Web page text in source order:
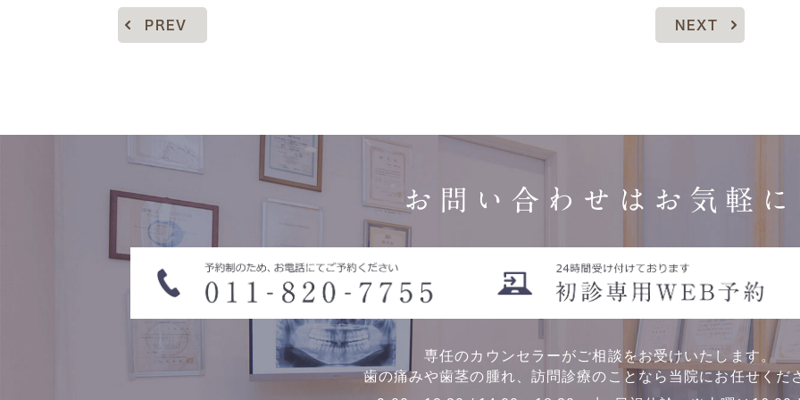
PREV NEXT
お問い合わせはお気軽に
専任のカウンセラーがご相談をお受けいたします。
歯の痛みや歯茎の腫れ、訪問診療のことなら当院にお任せくだ